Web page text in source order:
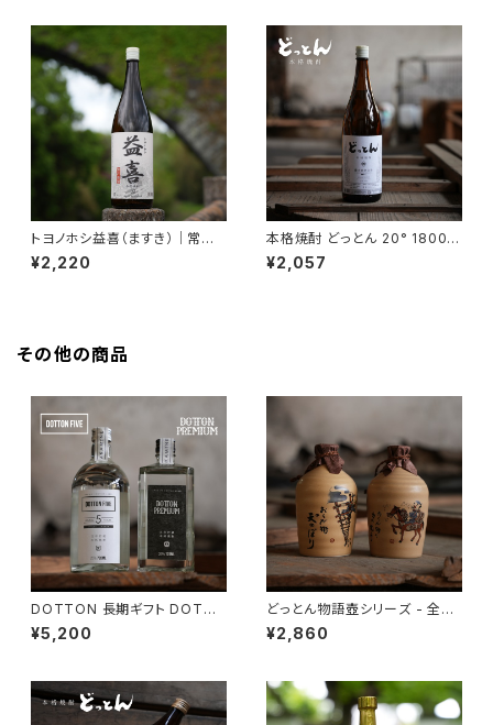
トヨノホシ益喜（ますき）｜常圧
蒸留・本格焼酎 25度 1800ml
【香ばしい・濃厚】
¥2,220
本格焼酎 どっとん 20° 1800m
l【2015年度 全国酒類コンクー
ル 麦焼酎部門 第1位受賞】
¥2,057
その他の商品
DOTTON 長期ギフト DOTTO
N FIVE/DOTTON PREMIUM
¥5,200
どっとん物語壺シリーズ - 全２
種類【受注生産 納期：最大1ヶ
月】
¥2,860